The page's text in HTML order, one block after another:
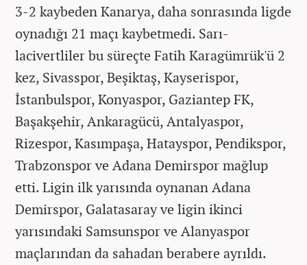
3-2 kaybeden Kanarya, daha sonrasında ligde
oynadığı 21 maçı kaybetmedi. Sarı-
lacivertliler bu süreçte Fatih Karagümrük'ü 2
kez, Sivasspor, Beşiktaş, Kayserispor,
İstanbulspor, Konyaspor, Gaziantep FK,
Başakşehir, Ankaragücü, Antalyaspor,
Rizespor, Kasımpaşa, Hatayspor, Pendikspor,
Trabzonspor ve Adana Demirspor mağlup
etti. Ligin ilk yarısında oynanan Adana
Demirspor, Galatasaray ve ligin ikinci
yarısındaki Samsunspor ve Alanyaspor
maçlarından da sahadan berabere ayrıldı.